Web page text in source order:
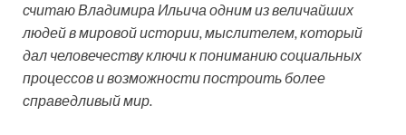
считаю Владимира Ильича одним из величайших
людей в мировой истории, мыслителем, который
дал человечеству ключи к пониманию социальных
процессов и возможности построить более
справедливый мир.